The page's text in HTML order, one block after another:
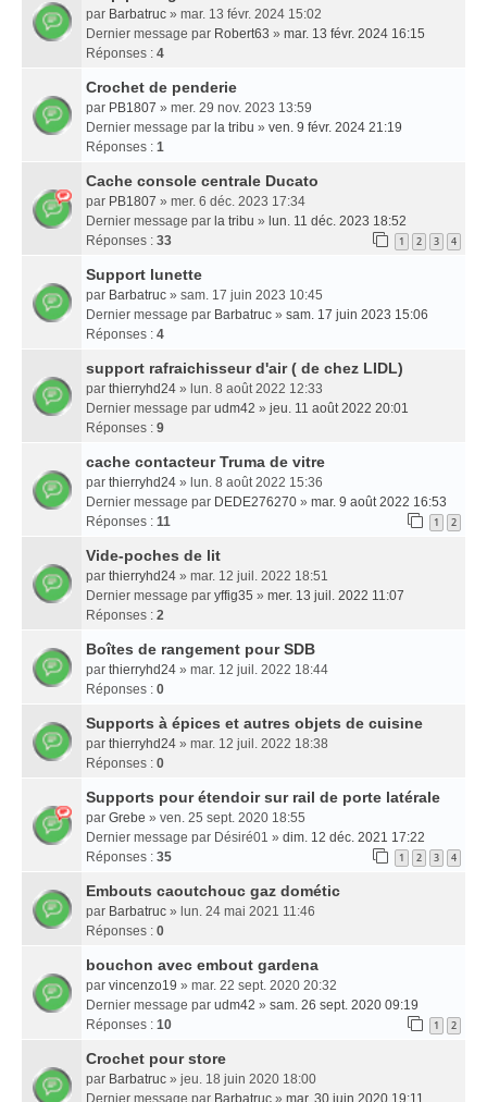
par Barbatruc » mar. 13 févr. 2024 15:02
Dernier message par Robert63 » mar. 13 févr. 2024 16:15
Réponses : 4
Crochet de penderie
par PB1807 » mer. 29 nov. 2023 13:59
Dernier message par la tribu » ven. 9 févr. 2024 21:19
Réponses : 1
Cache console centrale Ducato
par PB1807 » mer. 6 déc. 2023 17:34
Dernier message par la tribu » lun. 11 déc. 2023 18:52
Réponses : 33 1 2 3 4
Support lunette
par Barbatruc » sam. 17 juin 2023 10:45
Dernier message par Barbatruc » sam. 17 juin 2023 15:06
Réponses : 4
support rafraichisseur d'air ( de chez LIDL)
par thierryhd24 » lun. 8 août 2022 12:33
Dernier message par udm42 » jeu. 11 août 2022 20:01
Réponses : 9
cache contacteur Truma de vitre
par thierryhd24 » lun. 8 août 2022 15:36
Dernier message par DEDE276270 » mar. 9 août 2022 16:53
Réponses : 11 1 2
Vide-poches de lit
par thierryhd24 » mar. 12 juil. 2022 18:51
Dernier message par yffig35 » mer. 13 juil. 2022 11:07
Réponses : 2
Boîtes de rangement pour SDB
par thierryhd24 » mar. 12 juil. 2022 18:44
Réponses : 0
Supports à épices et autres objets de cuisine
par thierryhd24 » mar. 12 juil. 2022 18:38
Réponses : 0
Supports pour étendoir sur rail de porte latérale
par Grebe » ven. 25 sept. 2020 18:55
Dernier message par Désiré01 » dim. 12 déc. 2021 17:22
Réponses : 35 1 2 3 4
Embouts caoutchouc gaz dométic
par Barbatruc » lun. 24 mai 2021 11:46
Réponses : 0
bouchon avec embout gardena
par vincenzo19 » mar. 22 sept. 2020 20:32
Dernier message par udm42 » sam. 26 sept. 2020 09:19
Réponses : 10 1 2
Crochet pour store
par Barbatruc » jeu. 18 juin 2020 18:00
Dernier message par Barbatruc » mar. 30 juin 2020 19:11